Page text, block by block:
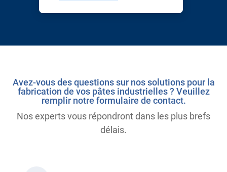
Avez-vous des questions sur nos solutions pour la
fabrication de vos pâtes industrielles ? Veuillez
remplir notre formulaire de contact.
Nos experts vous répondront dans les plus brefs
délais.